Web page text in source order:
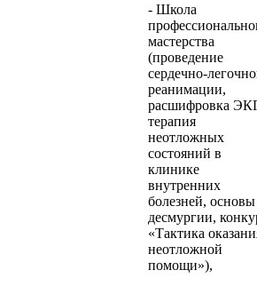
- Школа
мастерства
(проведение
сердечно-
реанимации,
расшифровка
терапия
неотложных
состояний в
клинике
внутренних
болезней, основы
десмургии,
«Тактика
неотложной
помощи»),